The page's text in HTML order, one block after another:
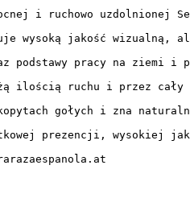
i ruchowo uzdolnionej
wysoką jakość wizualną,
podstawy pracy na ziemi i
ilością ruchu i przez
gołych i zna
prezencji, wysokiej